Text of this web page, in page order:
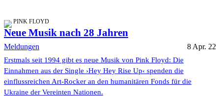
PINK FLOYD
Neue Musik nach 28 Jahren
Meldungen 8 Apr. 22
Erstmals seit 1994 gibt es neue Musik von Pink Floyd: Die
Einnahmen aus der Single ›Hey Hey Rise Up‹ spenden die
einflussreichen Art-Rocker an den humanitären Fonds für die
Ukraine der Vereinten Nationen.